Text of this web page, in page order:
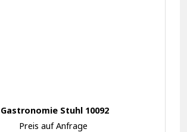
Gastronomie Stuhl 10092
Preis auf Anfrage